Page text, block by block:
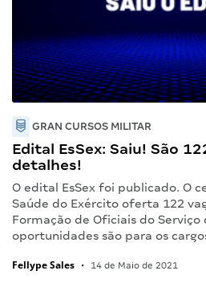
GRAN CURSOS MILITAR
Edital EsSex: Saiu! São
detalhes!
O edital EsSex foi publicado. O
Saúde do Exército oferta 122
Formação de Oficiais do Serviço
oportunidades são para os
Fellype Sales • 14 de Maio de 2021